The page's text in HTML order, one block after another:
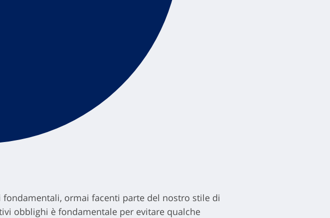
fondamentali, ormai facenti parte del nostro stile di
obblighi è fondamentale per evitare qualche